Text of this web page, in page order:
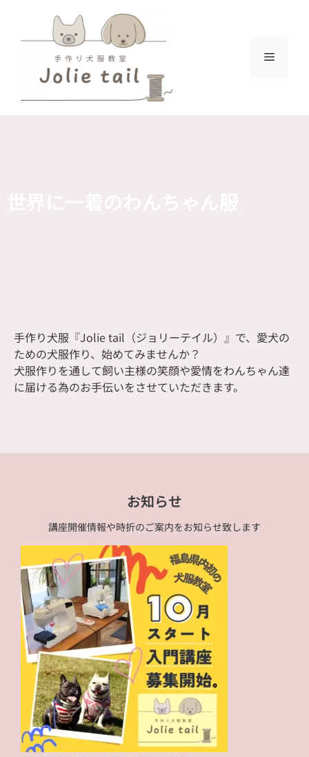
手作り犬服『Jolie tail（ジョリーテイル）』で、愛犬の
ための犬服作り、始めてみませんか？
犬服作りを通して飼い主様の笑顔や愛情をわんちゃん達
に届ける為のお手伝いをさせていただきます。
お知らせ
講座開催情報や時折のご案内をお知らせ致します